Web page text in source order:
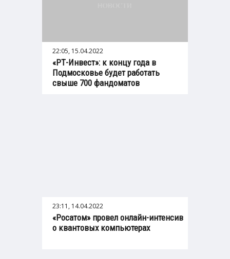
22:05, 15.04.2022
«РТ-Инвест»: к концу года в
Подмосковье будет работать
свыше 700 фандоматов
23:11, 14.04.2022
«Росатом» провел онлайн-интенсив
о квантовых компьютерах